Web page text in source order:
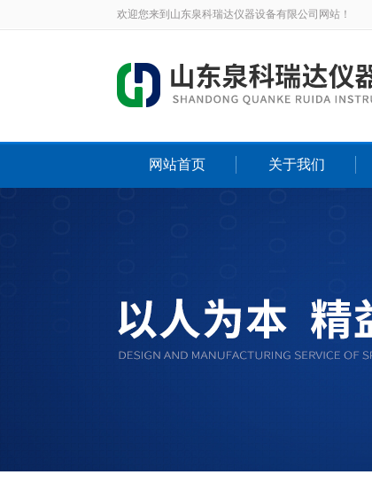
欢迎您来到山东泉科瑞达仪器设备有限公司网站！
网站首页 关于我们